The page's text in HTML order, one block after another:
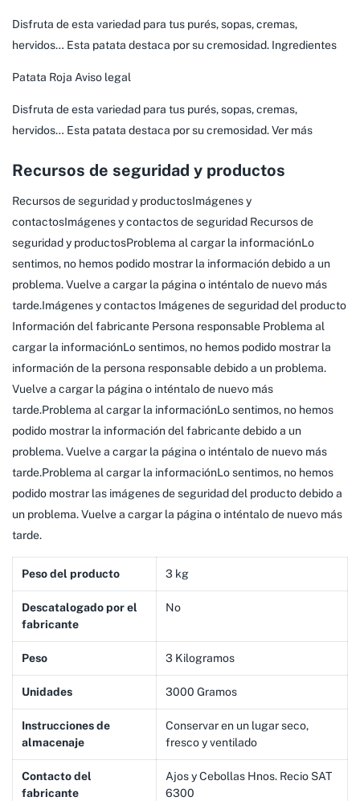
Disfruta de esta variedad para tus purés, sopas, cremas,
hervidos… Esta patata destaca por su cremosidad. Ingredientes
Patata Roja Aviso legal
Disfruta de esta variedad para tus purés, sopas, cremas,
hervidos… Esta patata destaca por su cremosidad. Ver más
Recursos de seguridad y productos
Recursos de seguridad y productosImágenes y
contactosImágenes y contactos de seguridad Recursos de
seguridad y productosProblema al cargar la informaciónLo
sentimos, no hemos podido mostrar la información debido a un
problema. Vuelve a cargar la página o inténtalo de nuevo más
tarde.Imágenes y contactos Imágenes de seguridad del producto
Información del fabricante Persona responsable Problema al
cargar la informaciónLo sentimos, no hemos podido mostrar la
información de la persona responsable debido a un problema.
Vuelve a cargar la página o inténtalo de nuevo más
tarde.Problema al cargar la informaciónLo sentimos, no hemos
podido mostrar la información del fabricante debido a un
problema. Vuelve a cargar la página o inténtalo de nuevo más
tarde.Problema al cargar la informaciónLo sentimos, no hemos
podido mostrar las imágenes de seguridad del producto debido a
un problema. Vuelve a cargar la página o inténtalo de nuevo más
tarde.
Peso del producto ‎3 kg
Descatalogado por el
fabricante
‎No
Peso ‎3 Kilogramos
Unidades ‎3000 Gramos
Instrucciones de
almacenaje
‎Conservar en un lugar seco,
fresco y ventilado
Contacto del
fabricante
‎Ajos y Cebollas Hnos. Recio SAT
6300